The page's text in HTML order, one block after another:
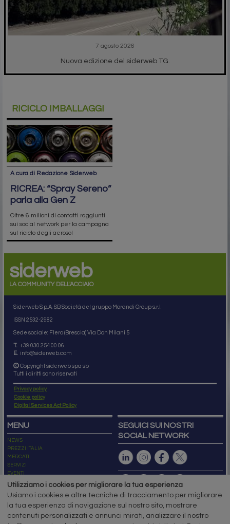
7 agosto 2026
Nuova edizione del siderweb TG.
RICICLO IMBALLAGGI
A cura di Redazione Siderweb
RICREA: “Spray Sereno”
parla alla Gen Z
Oltre 6 milioni di contatti raggiunti
sui social network per la campagna
sul riciclo degli aerosol
siderweb
LA COMMUNITY DELL'ACCIAIO
Siderweb S.p.A. SB Società del gruppo Morandi Group s.r.l.
ISSN 2532-2982
Sede sociale: Flero (Brescia) Via Don Milani 5
T. +39 030 254 00 06
E.
info@siderweb.com
Copyright siderweb spa sb
Tutti i diritti sono riservati
Privacy policy
Cookie policy
Digital Services Act Policy
MENU
NEWS
PREZZI ITALIA
MERCATI
SERVIZI
EVENTI
ABBONAMENTI
NEWSLETTER
SEGUICI SUI NOSTRI
SOCIAL NETWORK
Capitale Sociale: 190.000€ interamente versato
Registro delle Imprese di Brescia
Utilizziamo i cookies per migliorare la tua esperienza
Usiamo i cookies e altre tecniche di tracciamento per migliorare
la tua esperienza di navigazione sul nostro sito, mostrare
contenuti personalizzati e annunci mirati, analizzare il nostro